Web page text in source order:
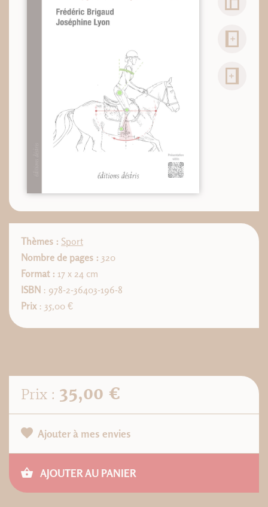
Thèmes : Sport
Nombre de pages : 320
Format : 17 x 24 cm
ISBN : 978-2-36403-196-8
Prix: 35,00 €
Prix : 35,00 €
Ajouter à mes envies
AJOUTER AU PANIER